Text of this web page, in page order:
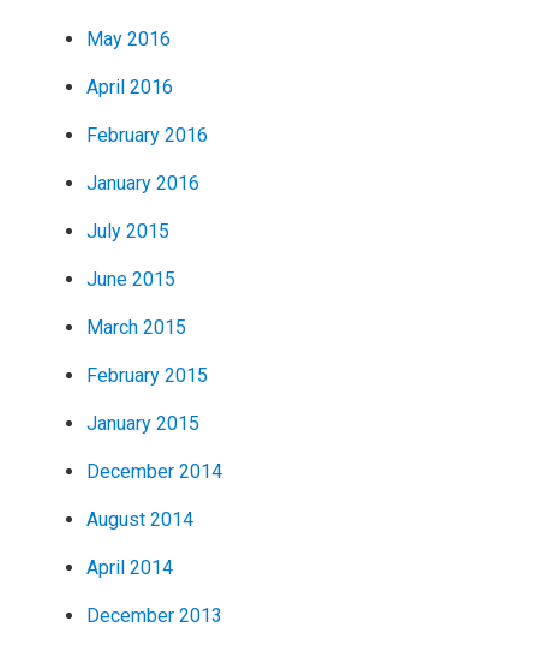
May 2016
April 2016
February 2016
January 2016
July 2015
June 2015
March 2015
February 2015
January 2015
December 2014
August 2014
April 2014
December 2013